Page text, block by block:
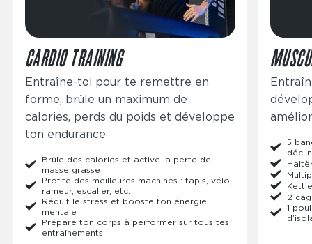
CARDIO TRAINING
Entraîne-toi pour te remettre en
forme, brûle un maximum de
calories, perds du poids et développe
ton endurance
Brûle des calories et active la perte de
masse grasse
Profite des meilleures machines : tapis, vélo,
rameur, escalier, etc.
Réduit le stress et booste ton énergie
mentale
Prépare ton corps à performer sur tous tes
entraînements
5
2
1